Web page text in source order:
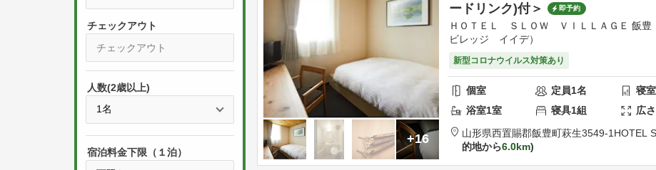
r
s
s
e
P
r
s
t
人数(2歳以上)
宿泊料金下限（１泊）
+16
ードリンク)付＞
即予約
ＨＯＴＥＬ ＳＬＯＷ ＶＩＬＬＡＧＥ 飯
ビレッジ イイデ）
新型コロナウイルス対策あり
個室 定員1名 寝室
浴室1室 寝具1組 広さ
山形県西置賜郡飯豊町萩生3549-1 HOTEL
的地から6.0km